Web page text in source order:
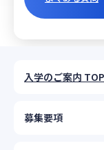
入学のご案内 TOP
募集要項